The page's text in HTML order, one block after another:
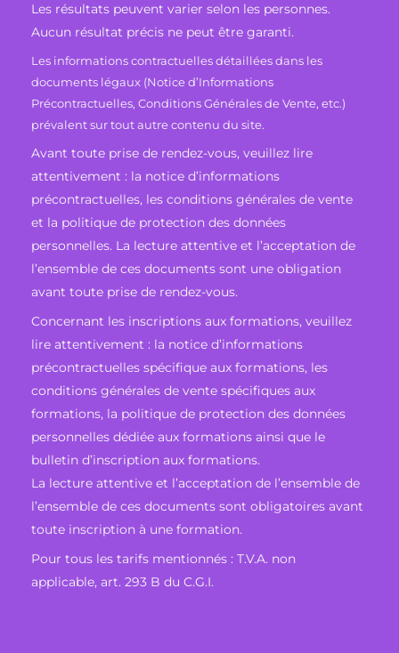
Les résultats peuvent varier selon les personnes.
Aucun résultat précis ne peut être garanti.
Les informations contractuelles détaillées dans les
documents légaux (Notice d’Informations
Précontractuelles, Conditions Générales de Vente, etc.)
prévalent sur tout autre contenu du site.
Avant toute prise de rendez-vous, veuillez lire
attentivement : la notice d’informations
précontractuelles, les conditions générales de vente
et la politique de protection des données
personnelles. La lecture attentive et l’acceptation de
l’ensemble de ces documents sont une obligation
avant toute prise de rendez-vous.
Concernant les inscriptions aux formations, veuillez
lire attentivement : la notice d’informations
précontractuelles spécifique aux formations, les
conditions générales de vente spécifiques aux
formations, la politique de protection des données
personnelles dédiée aux formations ainsi que le
bulletin d’inscription aux formations.
La lecture attentive et l’acceptation de l’ensemble de
l’ensemble de ces documents sont obligatoires avant
toute inscription à une formation.
Pour tous les tarifs mentionnés : T.V.A. non
applicable, art. 293 B du C.G.I.